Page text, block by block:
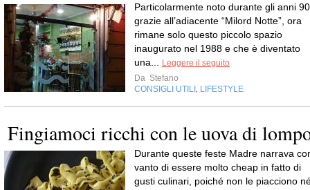
Particolarmente noto durante gli anni 90
grazie all’adiacente “Milord Notte”, ora
rimane solo questo piccolo spazio
inaugurato nel 1988 e che è diventato
una...
Leggere il seguito
Da Stefano
CONSIGLI UTILI
LIFESTYLE
Fingiamoci ricchi con le uova di
Durante queste feste Madre narrava
vanto di essere molto cheap in fatto di
gusti culinari, poiché non le piacciono